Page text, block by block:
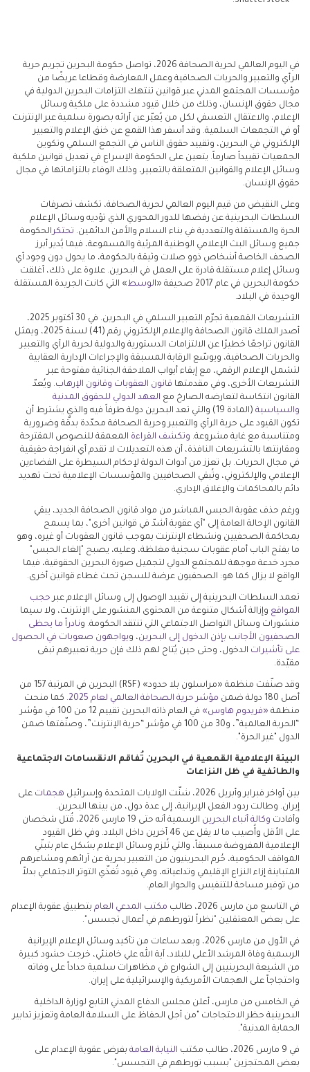
في اليوم العالمي لحرية الصحافة 2026، تواصل حكومة البحرين تجريم حرية
الرأي والتعبير والحريات الصحافية وعمل المعارضة وقطاعا عريضًا من
مؤسسات المجتمع المدني عبر قوانين تنتهك التزامات البحرين الدولية في
مجال حقوق الإنسان، وذلك من خلال قيود مشددة على ملكية وسائل
الإعلام، والاعتقال التعسفي لكل من يُعبّر عن آرائه بصورة سلمية عبر الإنترنت
أو في التجمعات السلمية. وقد أسفر هذا القمع عن خنق الإعلام والتعبير
الإلكتروني في البحرين، وتقييد حقوق الناس في التجمع السلمي وتكوين
الجمعيات تقييداً صارماً. يتعين على الحكومة الإسراع في تعديل قوانين ملكية
وسائل الإعلام والقوانين المتعلقة بالتعبير، وذلك الوفاء بالتزاماتها في مجال
حقوق الإنسان.
وعلى النقيض من قيم اليوم العالمي لحرية الصحافة، تكشف تصرفات
السلطات البحرينية عن رفضها للدور المحوري الذي تؤديه وسائل الإعلام
الحرة والمستقلة والتعددية في بناء السلام والأمن الدائمين. تحتكر الحكومة
جميع وسائل البث الإعلامي الوطنية المرئية والمسموعة، فيما يُدير أبرز
الصحف الخاصة أشخاص ذوو صلات وثيقة بالحكومة، ما يحول دون وجود أي
وسائل إعلام مستقلة قادرة على العمل في البحرين. علاوة على ذلك، أغلقت
حكومة البحرين في عام 2017 صحيفة «ا
لوسط» التي كانت الجريدة المستقلة
الوحيدة في البلاد.
التشريعات القمعية تجرّم التعبير السلمي في البحرين. في 30 أكتوبر 2025،
أصدر الملك قانون الصحافة والإعلام الإلكتروني رقم (41) لسنة 2025، ويمثل
القانون تراجعًا خطيرًا عن الالتزامات الدستورية والدولية لحرية الرأي والتعبير
والحريات الصحافية، ويوسّع الرقابة المسبقة والإجراءات الإدارية العقابية
لتشمل الإعلام الرقمي، مع إبقاء أبواب الملاحقة الجنائية مفتوحة عبر
التشريعات الأخرى، وفي مقدمتها قانون العقوبات وقانون الإرهاب. ويُعدّ
القانون انتكاسة لتعارضه الصارخ مع العهد الدولي للحقوق المدنية
والسياسية
(المادة 19) والتي تعد البحرين دولة طرفاً فيه والذي يشترط أن
تكون القيود على حرية الرأي والتعبير وحرية الصحافة محدّدة بدقّة وضرورية
ومتناسبة مع غاية مشروعة. وتكشف القراءة المعمقة للنصوص المقترحة
ومقارنتها بالتشريعات النافذة، أن هذه التعديلات لا تقدم أي انفراجة حقيقية
في مجال الحريات. بل تعزز من أدوات الدولة لإحكام السيطرة على الفضاءين
الإعلامي والإلكتروني، وتُبقي الصحافيين والمؤسسات الإعلامية تحت تهديد
دائم بالمحاكمات والإغلاق الإداري.
ورغم حذف عقوبة الحبس المباشر من مواد قانون الصحافة الجديد، يبقي
القانون الإحالة العامة إلى "أي عقوبة أشدّ في قوانين أخرى"، بما يسمح
بمحاكمة الصحفيين ونشطاء الإنترنت بموجب قانون العقوبات أو غيره، وهو
ما يفتح الباب أمام عقوبات سجنية مغلظة، وعليه، يصبح "إلغاء الحبس"
مجرد خدعة موجهة للمجتمع الدولي لتجميل صورة البحرين الحقوقية، فيما
الواقع لا يزال كما هو: الصحفيون عرضة للسجن تحت غطاء قوانين أخرى.
تعمد السلطات البحرينية إلى تقييد الوصول إلى وسائل الإعلام عبر حجب
المواقع وإزالة أشكال متنوعة من المحتوى المنشور على الإنترنت، ولا سيما
منشورات وسائل التواصل الاجتماعي التي تنتقد الحكومة. ونادراً ما يحظى
الصحفيون الأجانب بإذن الدخول إلى البحرين، ويواجهون صعوبات في الحصول
على تأشيرات الدخول، وحتى حين يُتاح لهم ذلك فإن حرية تعبيرهم تبقى
مقيّدة.
وقد صنّفت منظمة «مراسلون بلا حدود» (RSF) البحرين في المرتبة 157 من
أصل 180 دولة ضمن
مؤشر حرية الصحافة العالمي لعام 2025
. كما منحت
منظمة «فريدوم هاوس»
في العام ذاته البحرين تقييم 12 من 100 في مؤشر
“الحرية العالمية”، و30 من 100 في مؤشر “حرية الإنترنت”، وصنّفتها ضمن
الدول "غير الحرة".
البيئة الإعلامية القمعية في البحرين تُفاقم الانقسامات الاجتماعية
والطائفية في ظل النزاعات
بين أواخر فبراير وأبريل 2026، شنّت الولايات المتحدة وإسرائيل هجمات على
إيران. وطالت ردود الفعل الإيرانية، إلى عدة دول، من بينها البحرين.
وأفادت وكالة أنباء البحرين
الرسمية أنه حتى 19 مارس 2026، قُتل شخصان
على الأقل وأُصيب ما لا يقل عن 46 آخرين داخل البلاد. وفي ظل القيود
الإعلامية المفروضة مسبقاً، والتي تُلزم وسائل الإعلام بشكل عام بتبنّي
المواقف الحكومية، حُرم البحرينيون من التعبير بحرية عن آرائهم ومشاعرهم
المتباينة إزاء النزاع الإقليمي وتداعياته، وهي قيود تُغذّي التوتر الاجتماعي بدلاً
من توفير مساحة للتنفيس والحوار العام.
في التاسع من مارس 2026، طالب مكتب المدعي العام بتطبيق عقوبة الإعدام
على بعض المعتقلين "نظراً لتورطهم في أعمال تجسس".
في الأول من مارس 2026، وبعد ساعات من تأكيد وسائل الإعلام الإيرانية
الرسمية وفاة المرشد الأعلى للبلاد، آية الله علي خامنئي، خرجت حشود كبيرة
من الشيعة البحرينيين إلى الشوارع في مظاهرات سلمية حداداً على وفاته
واحتجاجاً على الهجمات الأمريكية والإسرائيلية على إيران.
في الخامس من مارس، أعلن مجلس الدفاع المدني التابع لوزارة الداخلية
البحرينية حظر الاحتجاجات "من أجل الحفاظ على السلامة العامة وتعزيز تدابير
الحماية المدنية".
في 9 مارس 2026، طالب مكتب النيابة العامة بفرض عقوبة الإعدام على
بعض المحتجزين "بسبب تورطهم في التجسس".